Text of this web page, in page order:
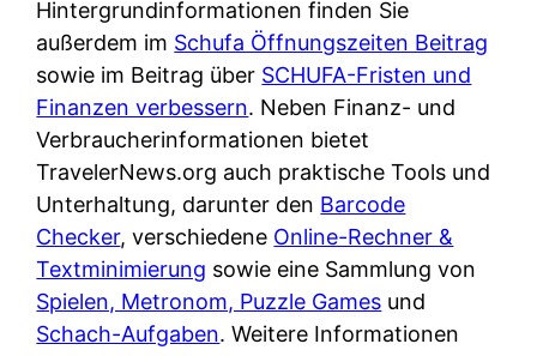
n
k
k
a
r
t
e
n
M
I
R
s
t
e
n
l
o
s
u
n
d
w
m
a
a
m
p
r
i
v
a
t
e
Hintergrundinformationen finden Sie
außerdem im Schufa Öffnungszeiten Beitrag
sowie im Beitrag über SCHUFA-Fristen und
Finanzen verbessern. Neben Finanz- und
Verbraucherinformationen bietet
TravelerNews.org auch praktische Tools und
Unterhaltung, darunter den Barcode
Checker, verschiedene Online-Rechner &
Textminimierung sowie eine Sammlung von
Spielen, Metronom, Puzzle Games und
Schach-Aufgaben. Weitere Informationen